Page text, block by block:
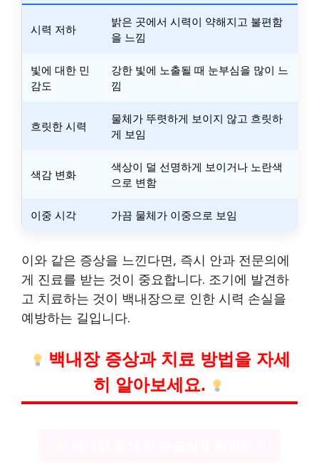
시력 저하
밝은 곳에서 시력이 약해지고 불편함
을 느낌
빛에 대한 민
감도
강한 빛에 노출될 때 눈부심을 많이 느
낌
흐릿한 시력
물체가 뚜렷하게 보이지 않고 흐릿하
게 보임
색감 변화
색상이 덜 선명하게 보이거나 노란색
으로 변함
이중 시각 가끔 물체가 이중으로 보임
이와 같은 증상을 느낀다면, 즉시 안과 전문의에
게 진료를 받는 것이 중요합니다. 조기에 발견하
고 치료하는 것이 백내장으로 인한 시력 손실을
예방하는 길입니다.
백내장 증상과 치료 방법을 자세
히 알아보세요.